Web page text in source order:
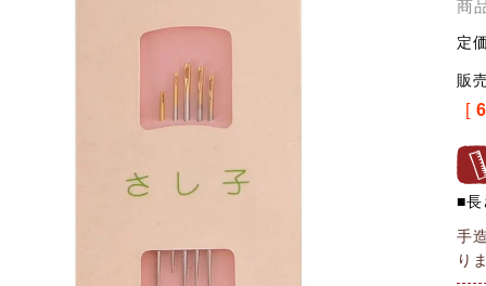
商
定
販
[ 6
■
手
り